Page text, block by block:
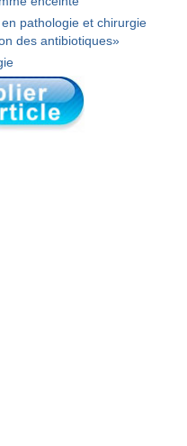
pathologie et chirurgie
des antibiotiques»